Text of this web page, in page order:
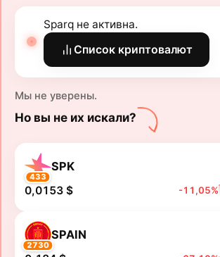
Sparq не активна.
Список криптовалют
Мы не уверены.
Но вы не их искали?
433
SPK
0,0153 $ -11,05%
2730
SPAIN